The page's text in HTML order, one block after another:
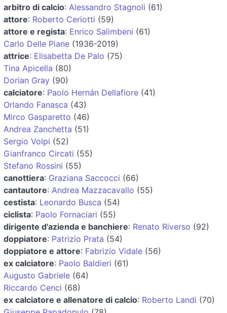
arbitro di calcio: Alessandro Stagnoli (61)
attore: Roberto Ceriotti (59)
attore e regista: Enrico Salimbeni (61)
Carlo Delle Piane (1936-2019)
attrice: Elisabetta De Palo (75)
Tina Apicella (80)
Dorian Gray (90)
calciatore: Paolo Hernán Dellafiore (41)
Orlando Fanasca (43)
Mirco Gasparetto (46)
Andrea Zanchetta (51)
Sergio Volpi (52)
Gianfranco Circati (55)
Stefano Rossini (55)
canottiera: Graziana Saccocci (66)
cantautore: Andrea Mazzacavallo (55)
cestista: Leonardo Busca (54)
ciclista: Paolo Fornaciari (55)
dirigente d'azienda e banchiere: Renato Riverso (92)
doppiatore: Patrizio Prata (54)
doppiatore e attore: Fabrizio Vidale (56)
ex calciatore: Paolo Baldieri (61)
Augusto Gabriele (64)
Riccardo Cenci (68)
ex calciatore e allenatore di calcio: Roberto Landi (70)